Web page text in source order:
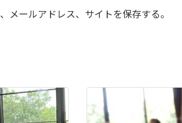
メールアドレス、サイトを保存する。